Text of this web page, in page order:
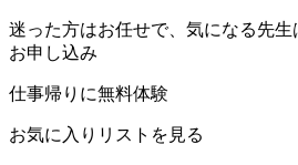
迷った方はお任せで、気になる先
お申し込み
仕事帰りに無料体験
お気に入りリストを見る